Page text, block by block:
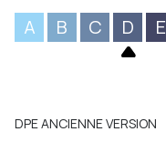
A B C D E
DPE ANCIENNE VERSION